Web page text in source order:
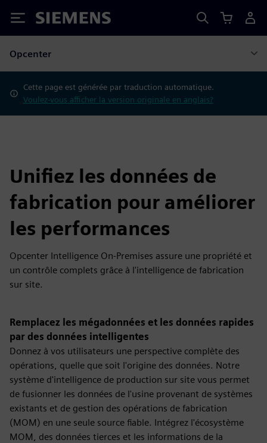
Siemens
Opcenter
Cette page est générée par traduction automatique.
Voulez-vous afficher la version originale en anglais?
Unifiez les données de
fabrication pour améliorer
les performances
Opcenter Intelligence On-Premises assure une propriété et
un contrôle complets grâce à l'intelligence de fabrication
sur site.
Remplacez les mégadonnées et les données rapides
par des données intelligentes
Donnez à vos utilisateurs une perspective complète des
opérations, quelle que soit l'origine des données. Notre
système d'intelligence de production sur site vous permet
de fusionner les données de l'usine provenant de systèmes
existants et de gestion des opérations de fabrication
(MOM) en une seule source fiable. Intégrez l'écosystème
MOM, des données tierces et les informations de la